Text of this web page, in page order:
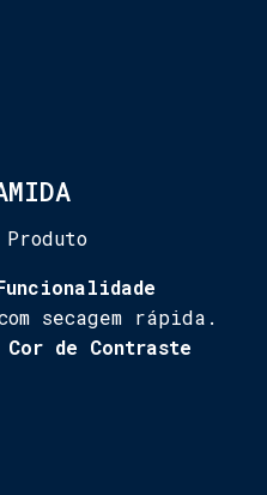
secagem rápida.
Cor de Contraste